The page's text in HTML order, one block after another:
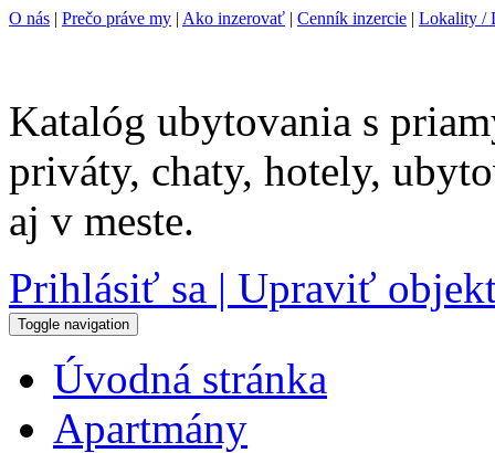
O nás | Prečo práve my | Ako inzerovať | Cenník inzercie | Lokality /
Katalóg ubytovania s
priváty, chaty, hotely,
aj v meste.
Prihlásiť sa | Upraviť
Toggle navigation
Úvodná stránka
Apartmány